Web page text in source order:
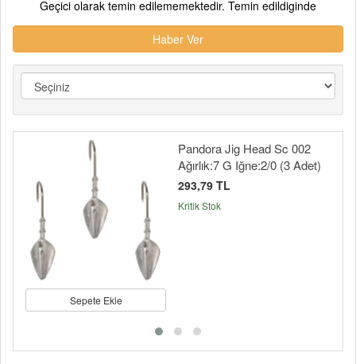
Geçici olarak temin edilememektedir. Temin edildiginde
Haber Ver
Sepete Ekle
Pandora Jig Head Sc 002
Ağırlık:7 G Iğne:2/0 (3 Adet)
293,79 TL
Kritik Stok